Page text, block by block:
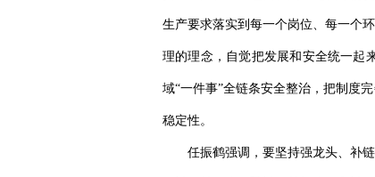
生产要求落实到每一个岗位、每一个
理的理念，自觉把发展和安全统一起
域“一件事”全链条安全整治，把制度
稳定性。
任振鹤强调，要坚持强龙头、补